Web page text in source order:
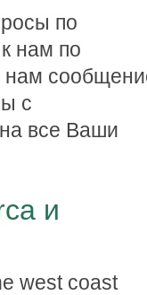
по
нам по
нам
с
все Ваши
и
west coast